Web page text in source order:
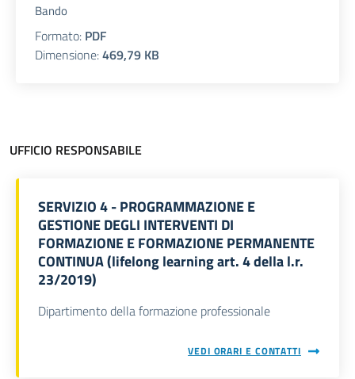
Bando
Formato: PDF
Dimensione:469,79 KB
UFFICIO RESPONSABILE
SERVIZIO 4 - PROGRAMMAZIONE E
GESTIONE DEGLI INTERVENTI DI
FORMAZIONE E FORMAZIONE PERMANENTE
CONTINUA (lifelong learning art. 4 della l.r.
23/2019)
Dipartimento della formazione professionale
VEDI ORARI E CONTATTI